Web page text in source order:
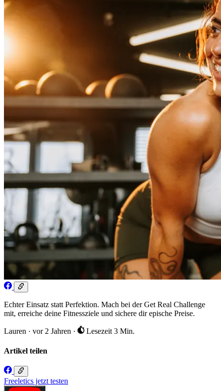
Echter Einsatz statt Perfektion. Mach bei der Get Real Challenge
mit, erreiche deine Fitnessziele und sichere dir epische Preise.
Lauren · vor 2 Jahren · Lesezeit 3 Min.
Artikel teilen
Freeletics jetzt testen